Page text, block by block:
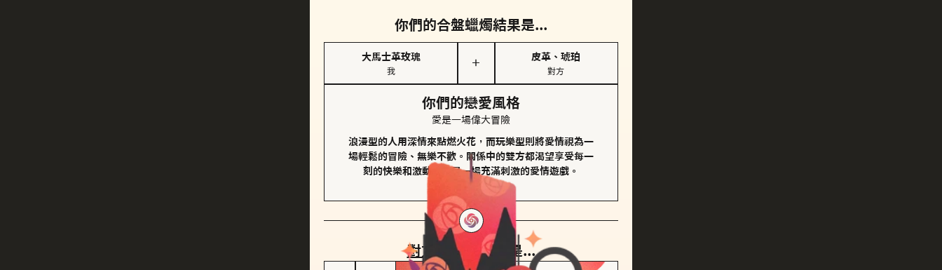
你們的合盤蠟燭結果是...
大馬士革玫瑰
我
＋
皮革、琥珀
對方
你們的戀愛風格
愛是一場偉大冒險
浪漫型的人用深情來點燃火花，而玩樂型則將愛情視為一
場輕鬆的冒險、無樂不歡。關係中的雙方都渴望享受每一
刻的快樂和激動，像是一場充滿刺激的愛情遊戲。
對方 的主調蠟燭是...